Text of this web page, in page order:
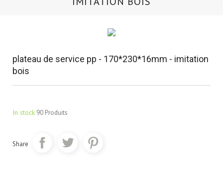
plateau de service pp - 170*230*16mm - imitation
bois
In stock 90 Produits
Share